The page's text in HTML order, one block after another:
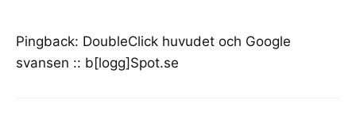
Pingback: DoubleClick huvudet och Google
svansen :: b[logg]Spot.se